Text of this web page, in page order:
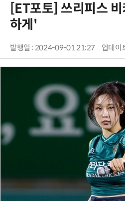
[ET포토] 쓰리피스
하게'
발행일 : 2024-09-01 21:27 업데